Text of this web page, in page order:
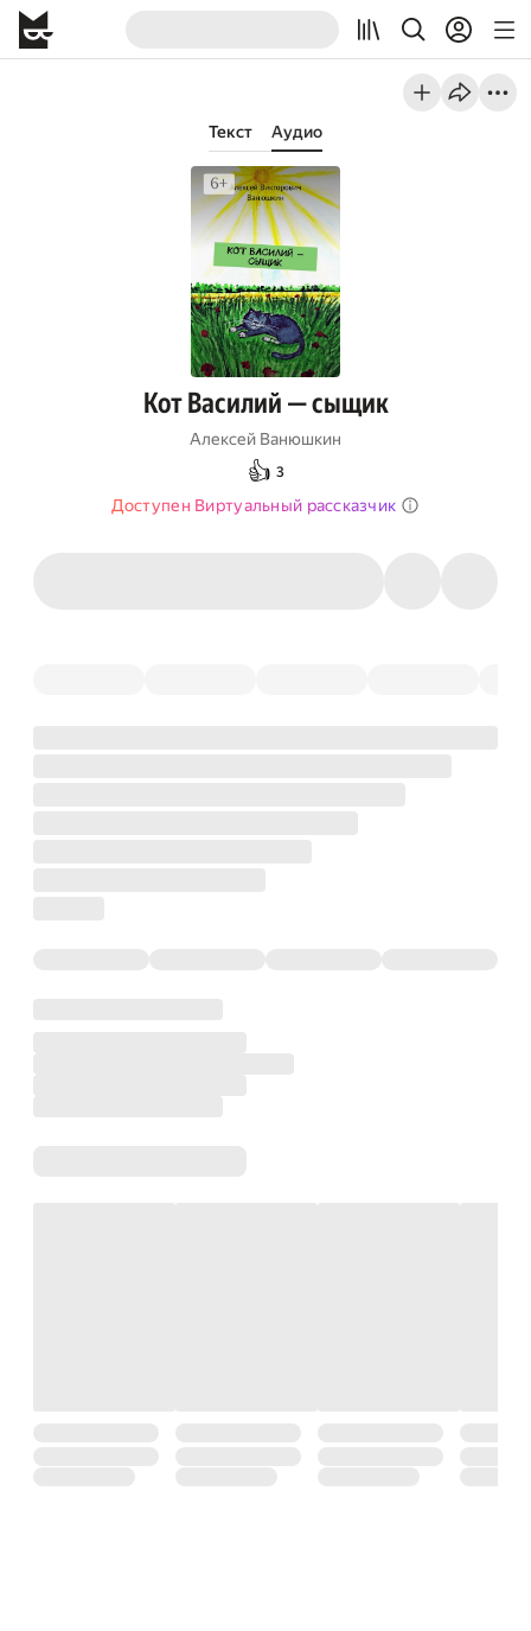
Текст Аудио
Кот Василий — сыщик
Алексей Ванюшкин
👍 3
Доступен Виртуальный рассказчик